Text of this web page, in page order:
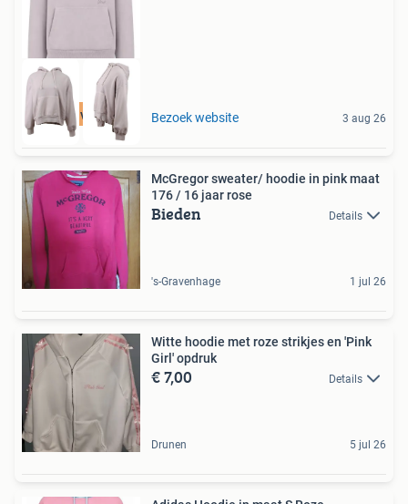
Tot 75% voordeel Bezoek website 3 aug 26
McGregor sweater/ hoodie in pink maat
176 / 16 jaar rose
Bieden Details
's-Gravenhage 1 jul 26
Witte hoodie met roze strikjes en 'Pink
Girl' opdruk
€ 7,00 Details
Drunen 5 jul 26